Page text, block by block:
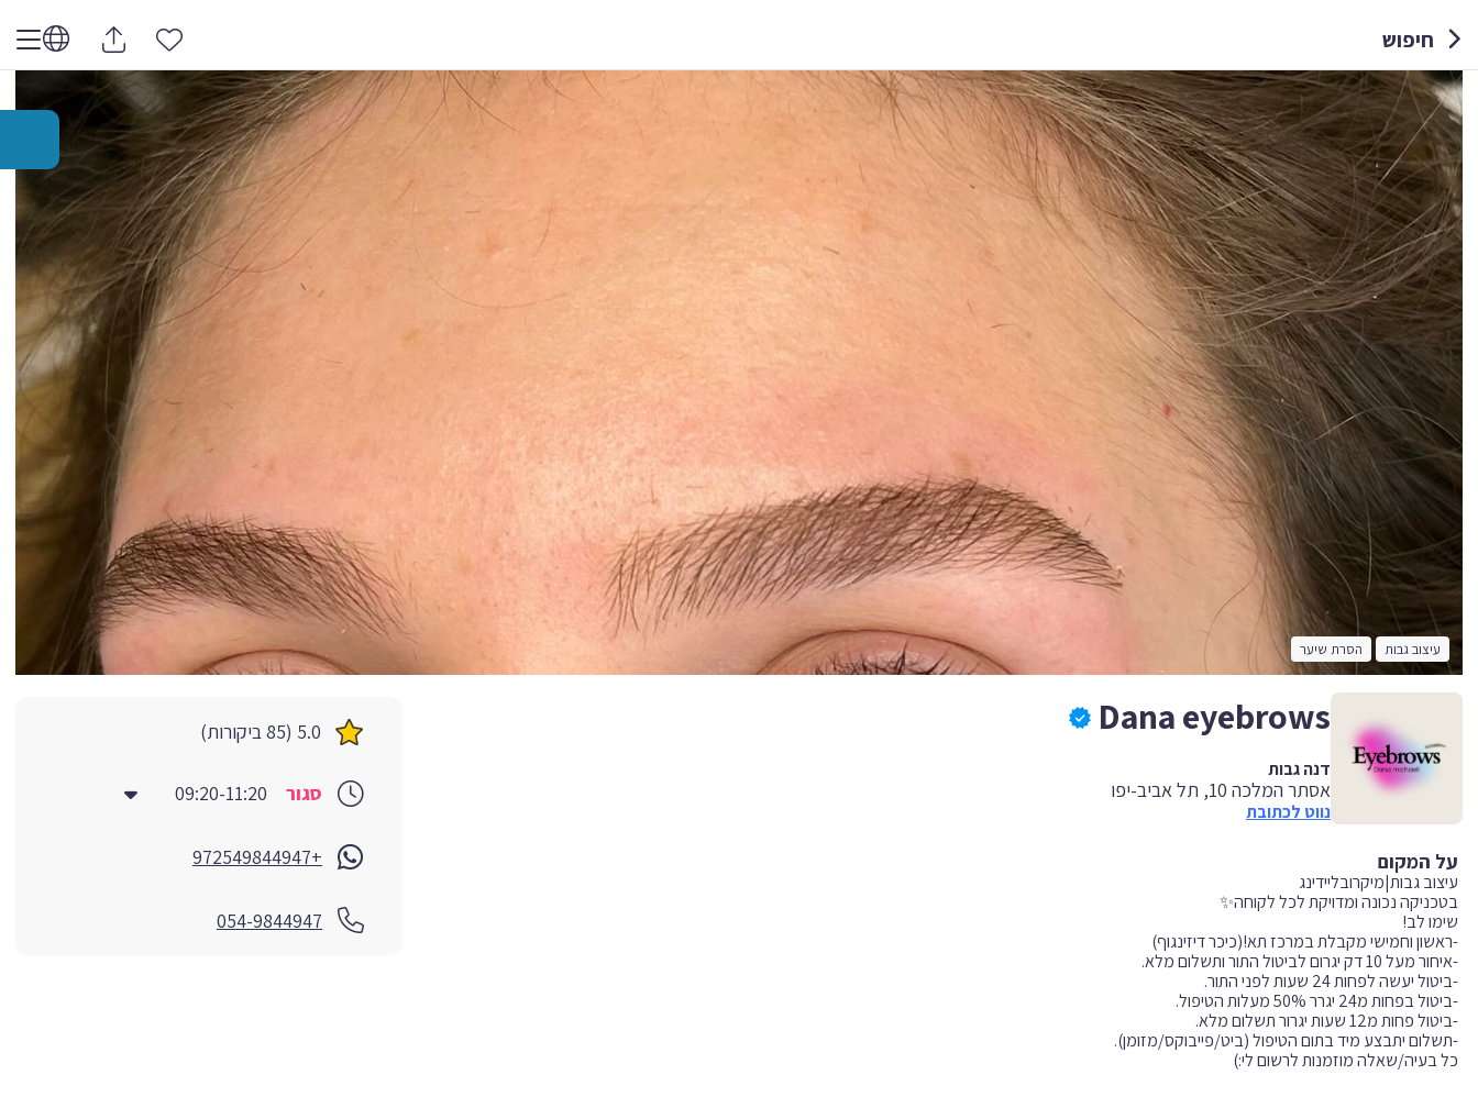
חיפוש
עיצוב גבות הסרת שיער
Dana eyebrows
דנה גבות
אסתר המלכה 10, תל אביב-יפו
נווט לכתובת
על המקום
כל בעיה/שאלה מוזמנות לרשום לי:)
5.0 (85 ביקורות)
סגור 09:20-11:20
+972549844947
054-9844947